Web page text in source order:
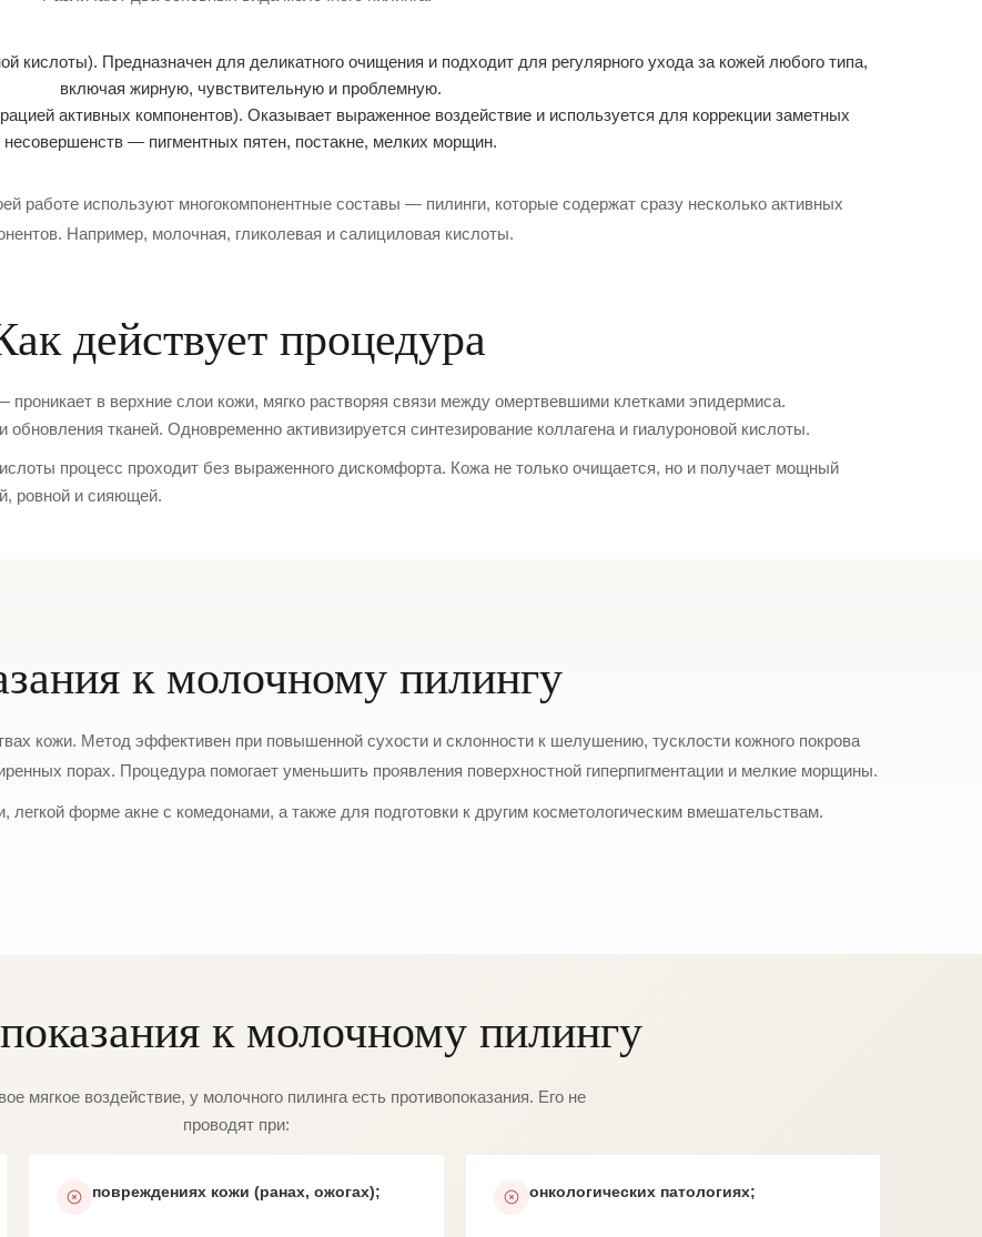
кислоты). Предназначен для деликатного очищения и подходит для регулярного ухода за кожей любого типа,
включая жирную, чувствительную и проблемную.
активных компонентов). Оказывает выраженное воздействие и используется для коррекции заметных
несовершенств — пигментных пятен, постакне, мелких морщин.
работе используют многокомпонентные составы — пилинги, которые содержат сразу несколько активных
Например, молочная, гликолевая и салициловая кислоты.
действует процедура
в верхние слои кожи, мягко растворяя связи между омертвевшими клетками эпидермиса.
тканей. Одновременно активизируется синтезирование коллагена и гиалуроновой кислоты.
процесс проходит без выраженного дискомфорта. Кожа не только очищается, но и получает мощный
ровной и сияющей.
к молочному пилингу
кожи. Метод эффективен при повышенной сухости и склонности к шелушению, тусклости кожного покрова
порах. Процедура помогает уменьшить проявления поверхностной гиперпигментации и мелкие морщины.
легкой форме акне с комедонами, а также для подготовки к другим косметологическим вмешательствам.
к молочному пилингу
мягкое воздействие, у молочного пилинга есть противопоказания. Его не
проводят при:
повреждениях кожи (ранах, ожогах); онкологических патологиях;